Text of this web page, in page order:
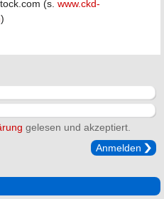
(s. www.ckd-
)
gelesen und akzeptiert.
Anmelden